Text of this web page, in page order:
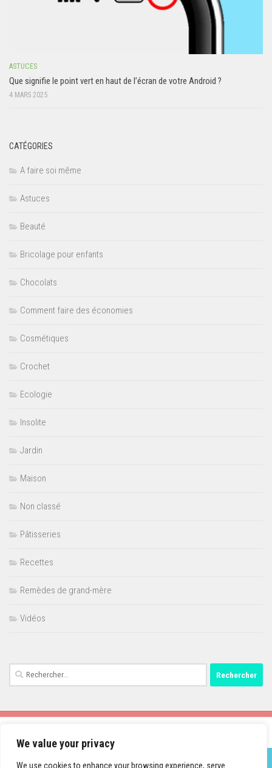
We value your privacy
We use cookies to enhance your browsing experience, serve
ASTUCES
Que signifie le point vert en haut de l’écran de votre Android ?
4 MARS 2025
CATÉGORIES
A faire soi même
Astuces
Beauté
Bricolage pour enfants
Chocolats
Comment faire des économies
Cosmétiques
Crochet
Ecologie
Insolite
Jardin
Maison
Non classé
Pâtisseries
Recettes
Remèdes de grand-mère
Vidéos
Rechercher :